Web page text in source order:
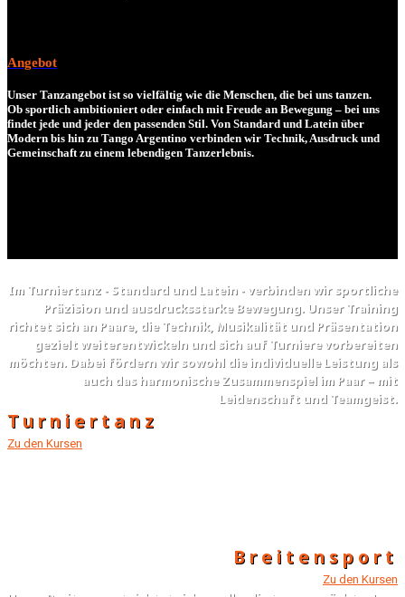
Angebot
Unser Tanzangebot ist so vielfältig wie die Menschen, die bei uns tanzen.
Ob sportlich ambitioniert oder einfach mit Freude an Bewegung – bei uns
findet jede und jeder den passenden Stil. Von Standard und Latein über
Modern bis hin zu Tango Argentino verbinden wir Technik, Ausdruck und
Gemeinschaft zu einem lebendigen Tanzerlebnis.
Im Turniertanz - Standard und Latein - verbinden wir sportliche
Präzision und ausdrucksstarke Bewegung. Unser Training
richtet sich an Paare, die Technik, Musikalität und Präsentation
gezielt weiterentwickeln und sich auf Turniere vorbereiten
möchten. Dabei fördern wir sowohl die individuelle Leistung als
auch das harmonische Zusammenspiel im Paar – mit
Leidenschaft und Teamgeist.
Turniertanz
Zu den Kursen
Breitensport
Zu den Kursen